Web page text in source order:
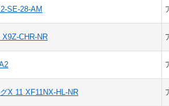
SE-28-AM
CHR-NR
X 11 XF11NX-HL-NR